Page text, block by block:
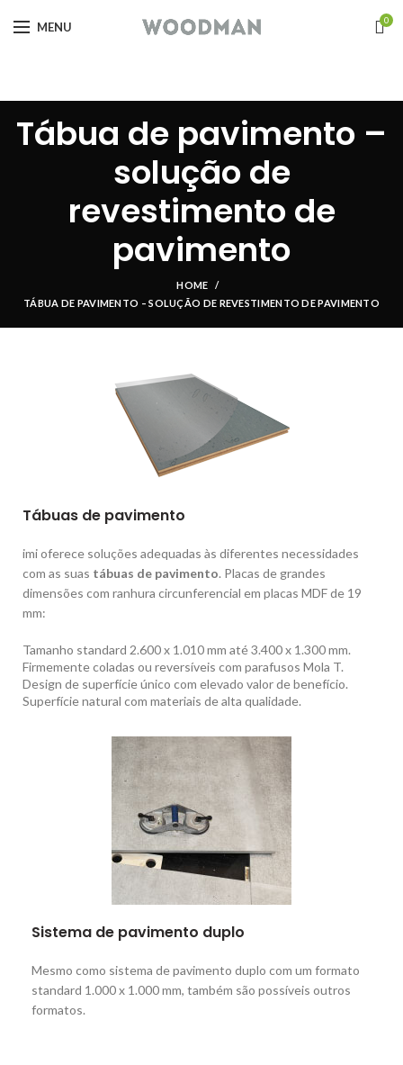
MENU 0
Tábua de pavimento –
solução de
revestimento de
pavimento
HOME
TÁBUA DE PAVIMENTO – SOLUÇÃO DE REVESTIMENTO DE PAVIMENTO
Tábuas de pavimento
imi oferece soluções adequadas às diferentes necessidades
com as suas tábuas de pavimento. Placas de grandes
dimensões com ranhura circunferencial em placas MDF de 19
mm:
Tamanho standard 2.600 x 1.010 mm até 3.400 x 1.300 mm.
Firmemente coladas ou reversíveis com parafusos Mola T.
Design de superfície único com elevado valor de benefício.
Superfície natural com materiais de alta qualidade.
Sistema de pavimento duplo
Mesmo como sistema de pavimento duplo com um formato
standard 1.000 x 1.000 mm, também são possíveis outros
formatos.